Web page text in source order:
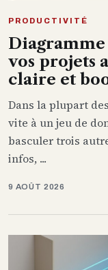
PRODUCTIVITÉ
vos projets
claire et
Dans la plupart
vite à un jeu de
basculer trois
infos, ...
9 AOÛT 2026